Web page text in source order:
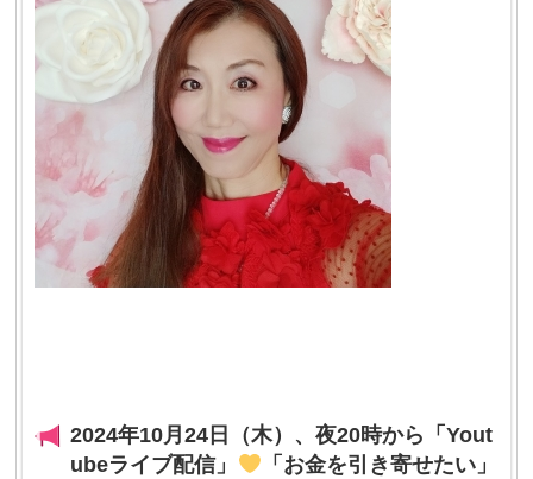
2024年10月24日（木）、夜20時から「Yout
ubeライブ配信」
「お金を引き寄せたい」